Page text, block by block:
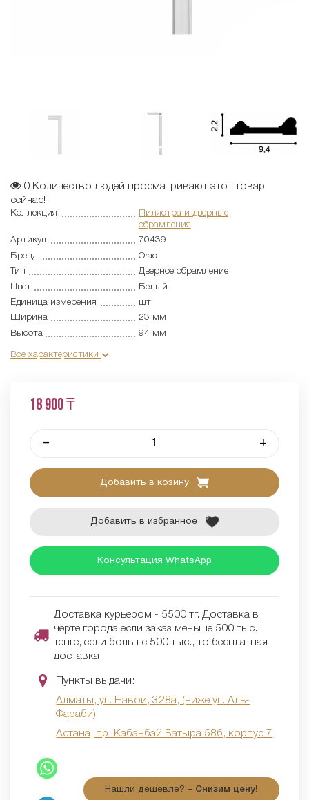
0 Количество людей просматривают этот товар
сейчас!
Коллекция
Пилястра и дверные
обрамления
Артикул
70439
Бренд
Orac
Тип
Дверное обрамление
Цвет
Белый
Единица измерения
шт
Ширина
23 мм
Высота
94 мм
Все характеристики
18 900 ₸
– +
Добавить в козину
Добавить в избранное
Консультация WhatsApp
Доставка курьером - 5500 тг. Доставка в
черте города если заказ меньше 500 тыс.
тенге, если больше 500 тыс., то бесплатная
доставка
Пункты выдачи:
Алматы, ул. Навои, 328а, (ниже ул. Аль-
Фараби)
Астана, пр. Кабанбай Батыра 58б, корпус 7
Нашли дешевле? – Снизим цену!